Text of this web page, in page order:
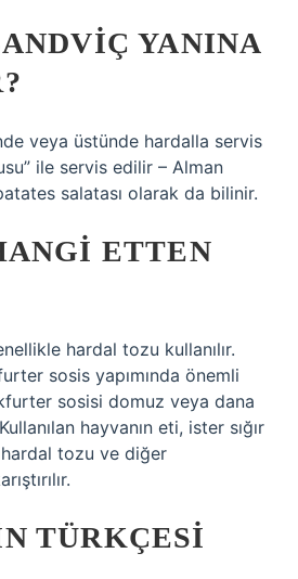
YANINA
veya üstünde hardalla servis
ile servis edilir – Alman
salatası olarak da bilinir.
ETTEN
hardal tozu kullanılır.
sosis yapımında önemli
sosisi domuz veya dana
hayvanın eti, ister sığır
tozu ve diğer
TÜRKÇESI